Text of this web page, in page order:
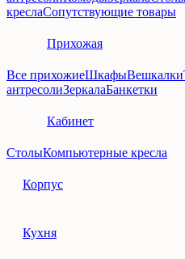
креслаСопутствующие товары
Прихожая
Все прихожиеШкафыВешкалки
антресолиЗеркалаБанкетки
Кабинет
СтолыКомпьютерные кресла
Корпус
Кухня